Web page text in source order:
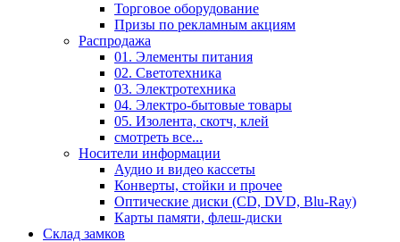
Торговое оборудование
Призы по рекламным акциям
Распродажа
01. Элементы питания
02. Светотехника
03. Электротехника
04. Электро-бытовые товары
05. Изолента, скотч, клей
смотреть все...
Носители информации
Аудио и видео кассеты
Конверты, стойки и прочее
Оптические диски (CD, DVD, Blu-Ray)
Карты памяти, флеш-диски
Склад замков